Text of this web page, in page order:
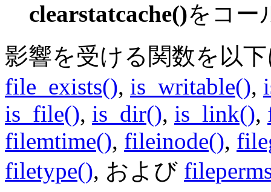
clearstatcache()をコー
影響を受ける関数を以
file_exists(), is_writable(),
is_file(), is_dir(), is_link(),
filemtime(), fileinode(),
filetype(), および